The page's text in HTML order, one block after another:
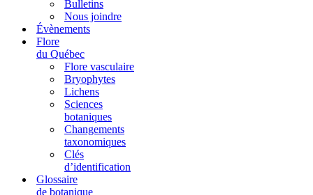
Bulletins
Nous joindre
Évènements
Flore
du Québec
Flore vasculaire
Bryophytes
Lichens
Sciences
botaniques
Changements
taxonomiques
Clés
d’identification
Glossaire
de botanique